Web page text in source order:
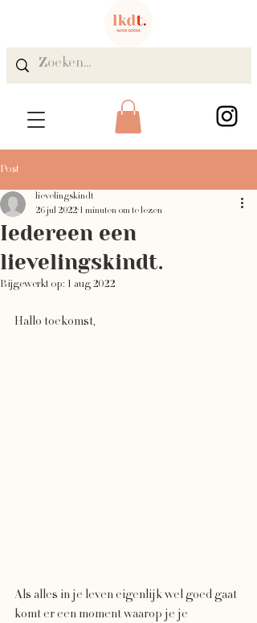
Post
Iedereen een
lievelingskindt.
lievelingskindt
26 jul 2022 1 minuten om te lezen
Bijgewerkt op: 1 aug 2022
Hallo toekomst,
Als alles in je leven eigenlijk wel goed gaat
komt er een moment waarop je je